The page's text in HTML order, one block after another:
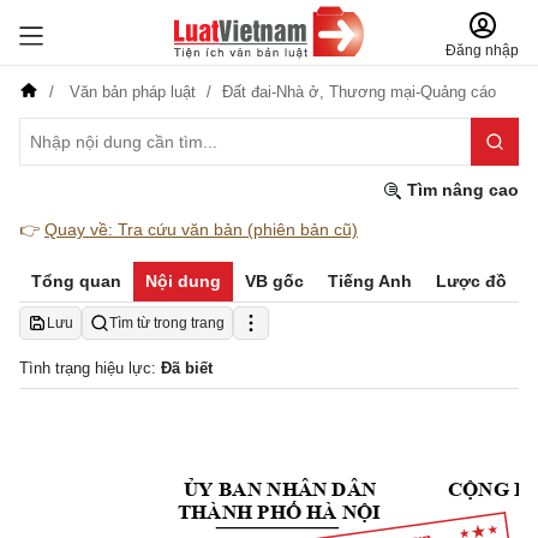
Đăng nhập
Văn bản pháp luật Đất đai-Nhà ở, Thương mại-Quảng cáo
Tìm nâng cao
👉 Quay về: Tra cứu văn bản (phiên bản cũ)
Tổng quan Nội dung VB gốc Tiếng Anh Lược đồ
Lưu Tìm từ trong trang
Tình trạng hiệu lực: Đã biết
ỦY BAN NHÂN DÂN
THÀNH PHỐ HÀ NỘI
CỘNG